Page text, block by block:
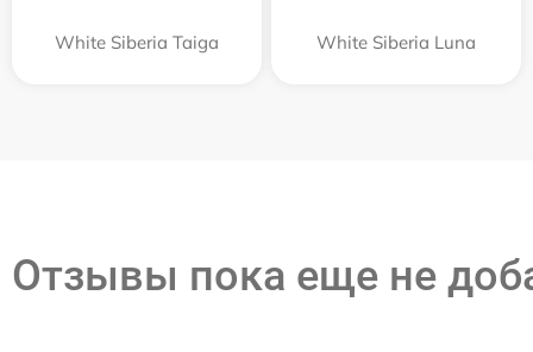
White Siberia Taiga White Siberia Luna
Отзывы пока еще не